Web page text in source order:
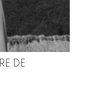
DE